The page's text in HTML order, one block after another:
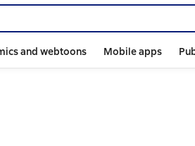
and webtoons Mobile apps